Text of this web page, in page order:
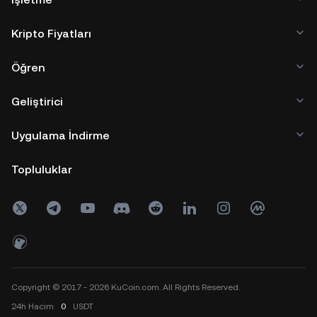
Kripto Fiyatları
Öğren
Geliştirici
Uygulama İndirme
Topluluklar
Copyright © 2017 - 2026 KuCoin.com. All Rights Reserved.
24h Hacim 0 USDT